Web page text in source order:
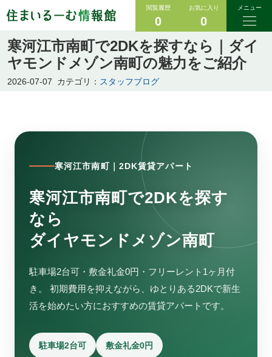
閲覧履歴
0
お気に入り
0
メニュー
寒河江市南町で2DKを探すなら｜ダイ
ヤモンドメゾン南町の魅力をご紹介
2026-07-07 カテゴリ： スタッフブログ
寒河江市南町｜2DK賃貸アパート
寒河江市南町で2DKを探す
なら
ダイヤモンドメゾン南町
駐車場2台可・敷金礼金0円・フリーレント1ヶ月付
き。 初期費用を抑えながら、ゆとりある2DKで新生
活を始めたい方におすすめの賃貸アパートです。
駐車場2台可 敷金礼金0円